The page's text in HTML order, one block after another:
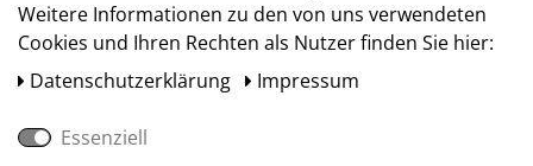
Weitere Informationen zu den von uns verwendeten
Cookies und Ihren Rechten als Nutzer finden Sie hier:
Daten­schutz­erklärung
Impressum
Essenziell